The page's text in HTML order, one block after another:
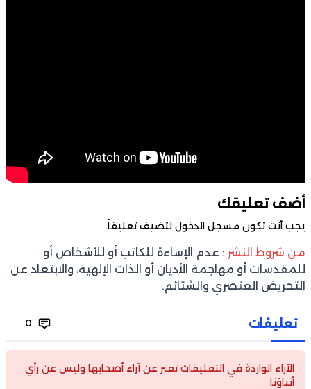
أضف تعليقك
يجب أنت تكون مسجل الدخول لتضيف تعليقاً.
من شروط النشر : عدم الإساءة للكاتب أو للأشخاص أو
للمقدسات أو مهاجمة الأديان أو الذات الإلهية، والابتعاد عن
التحريض العنصري والشتائم.
تعليقات 0
الآراء الواردة في التعليقات تعبر عن آراء أصحابها وليس عن رأي
أنباؤنا